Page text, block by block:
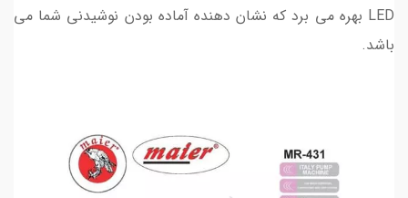
LED بهره می برد که نشان دهنده آماده بودن نوشیدنی شما می
باشد.